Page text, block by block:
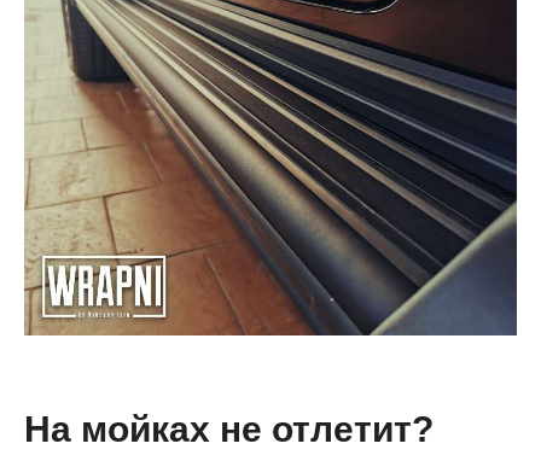
На мойках не отлетит?